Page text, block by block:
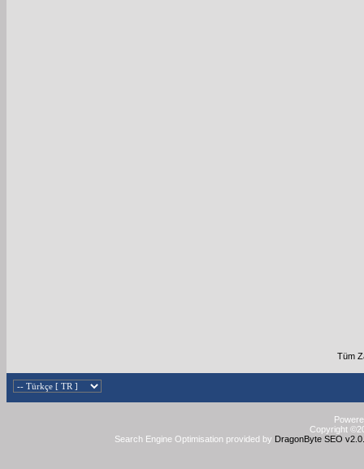
Tüm
Copyright
Search Engine Optimisation provided by DragonByte SEO